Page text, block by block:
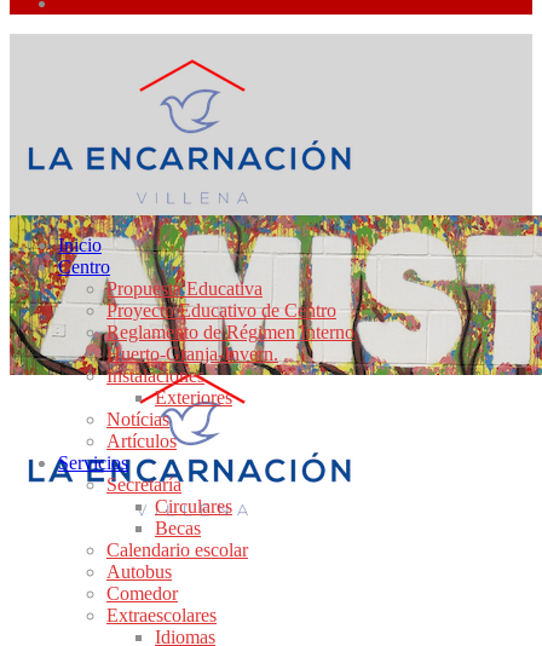
Inicio
Centro
Propuesta Educativa
Proyecto Educativo de Centro
Reglamento de Régimen Interno
Huerto-Granja-Invern.
Instalaciones
Exteriores
Notícias
Artículos
Servicios
Secretaría
Circulares
Becas
Calendario escolar
Autobus
Comedor
Extraescolares
Idiomas